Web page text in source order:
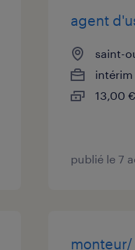
agent
saint-
intérim
13,00
publié le 7